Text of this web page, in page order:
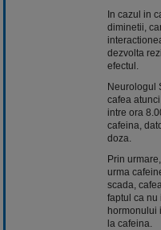
In cazul in
diminetii,
dezvolta
efectul.
Neurologul
cafea
intre ora
cafeina,
doza.
Prin
urma
scada,
faptul ca nu
hormonului
la cafeina.